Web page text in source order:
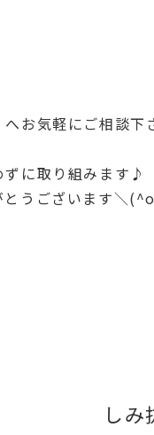
お気軽にご相談下
ずに取り組みま
とうございます＼
し